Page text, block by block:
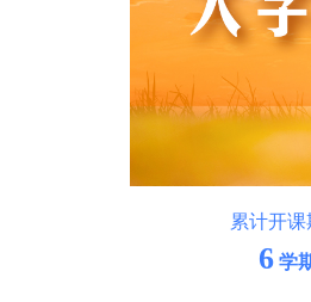
累计开课
6学